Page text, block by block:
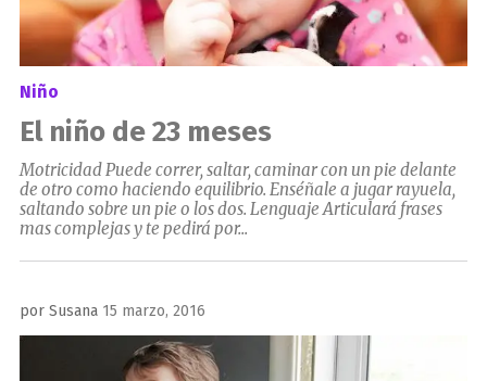
Niño
El niño de 23 meses
Motricidad Puede correr, saltar, caminar con un pie delante
de otro como haciendo equilibrio. Enséñale a jugar rayuela,
saltando sobre un pie o los dos. Lenguaje Articulará frases
mas complejas y te pedirá por...
por Susana Publicado
el
15 marzo, 2016